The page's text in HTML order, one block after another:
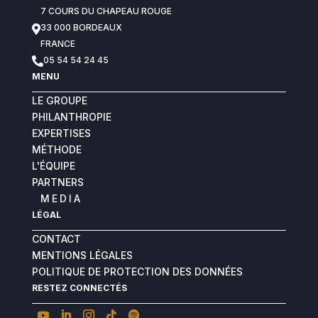
accompagnement, je dispose aujourd’hui d’un
plan stratégique clair et je me sens beaucoup
toute l’équipe INGEFII : disponible, réactive,
professionnelle et toujours à l’écoute. On sent
une véritable cohésion et un suivi collectif de
grande qualité. Je recommande vivement
Jean-Philippe ainsi que l’ensemble de son
équipe

7 COURS DU CHAPEAU ROUGE
33 000 BORDEAUX
FRANCE
05 54 54 24 45
MENU
LE GROUPE
PHILANTHROPIE
EXPERTISES
MÉTHODE
L'ÉQUIPE
PARTNERS
MEDIA
LÉGAL
CONTACT
MENTIONS LÉGALES
POLITIQUE DE PROTECTION DES DONNÉES
RESTEZ CONNECTÉS